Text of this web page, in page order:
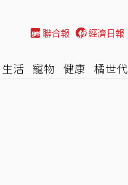
聯合報 經濟日報
生活 寵物 健康 橘世代